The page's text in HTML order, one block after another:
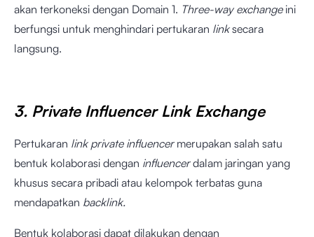
akan terkoneksi dengan Domain 1. Three-way exchange ini
berfungsi untuk menghindari pertukaran linksecara
langsung.
3. Private Influencer Link Exchange
Pertukaran link private influencer merupakan salah satu
bentuk kolaborasi dengan influencerdalam jaringan yang
khusus secara pribadi atau kelompok terbatas guna
mendapatkan backlink.
Bentuk kolaborasi dapat dilakukan dengan